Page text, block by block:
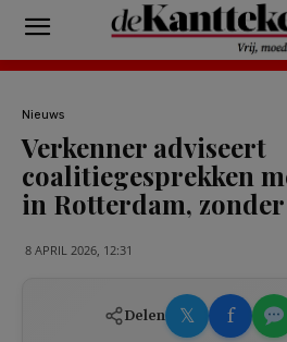
Nieuws
Verkenner adviseert
coalitiegesprekken
in Rotterdam,
8 APRIL 2026, 12:31
Delen 𝕏 f